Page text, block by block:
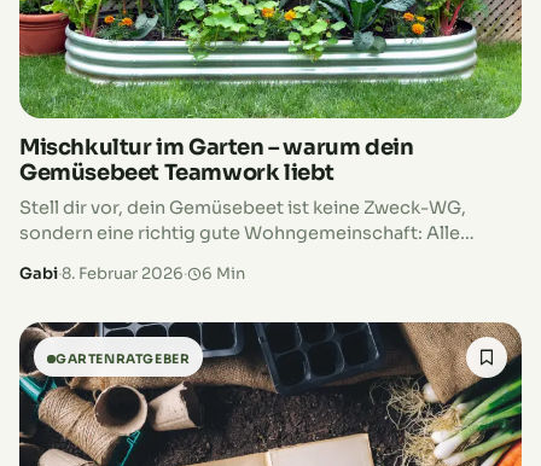
Mischkultur im Garten – warum dein
Gemüsebeet Teamwork liebt
Stell dir vor, dein Gemüsebeet ist keine Zweck-WG,
sondern eine richtig gute Wohngemeinschaft: Alle
profitieren alle davon – auch du.…
Gabi·8. Februar 2026· 6 Min
GARTENRATGEBER